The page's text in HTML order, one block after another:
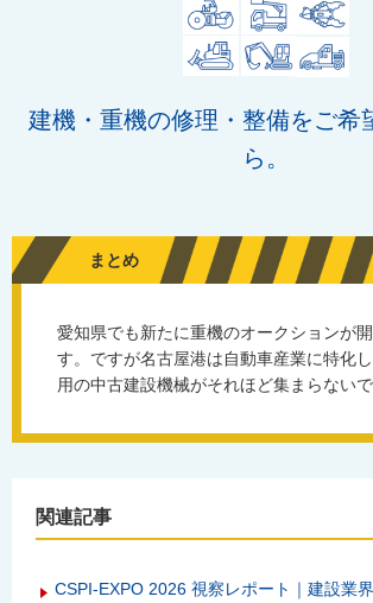
建機・重機の修理・整備をご希
ら。
まとめ
愛知県でも新たに重機のオークションが
す。ですが名古屋港は自動車産業に特化
用の中古建設機械がそれほど集まらないで
関連記事
CSPI-EXPO 2026 視察レポート｜建設業